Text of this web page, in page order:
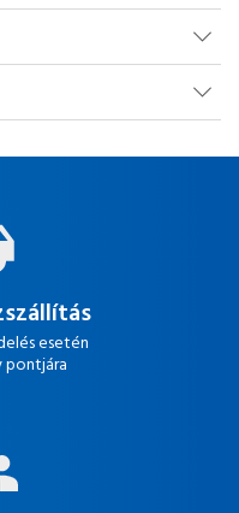
esetén
pontjára